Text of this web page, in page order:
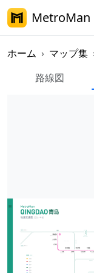
MetroMan
ホーム マップ集
青島メト
路線図